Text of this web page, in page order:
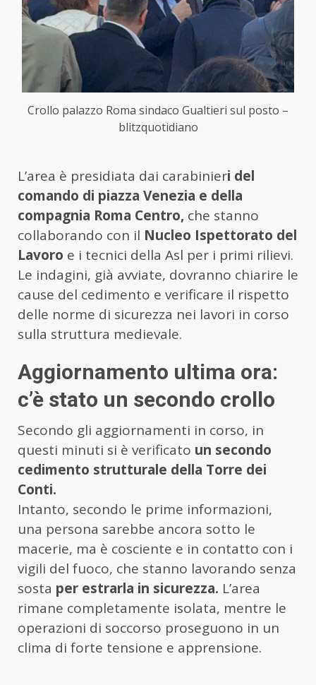
Crollo palazzo Roma sindaco Gualtieri sul posto –
blitzquotidiano
L’area è presidiata dai carabinieri del
comando di piazza Venezia e della
compagnia Roma Centro, che stanno
collaborando con il Nucleo Ispettorato del
Lavoro e i tecnici della Asl per i primi rilievi.
Le indagini, già avviate, dovranno chiarire le
cause del cedimento e verificare il rispetto
delle norme di sicurezza nei lavori in corso
sulla struttura medievale.
Aggiornamento ultima ora:
c’è stato un secondo crollo
Secondo gli aggiornamenti in corso, in
questi minuti si è verificato un secondo
cedimento strutturale della Torre dei
Conti.
Intanto, secondo le prime informazioni,
una persona sarebbe ancora sotto le
macerie, ma è cosciente e in contatto con i
vigili del fuoco, che stanno lavorando senza
sosta per estrarla in sicurezza. L’area
rimane completamente isolata, mentre le
operazioni di soccorso proseguono in un
clima di forte tensione e apprensione.